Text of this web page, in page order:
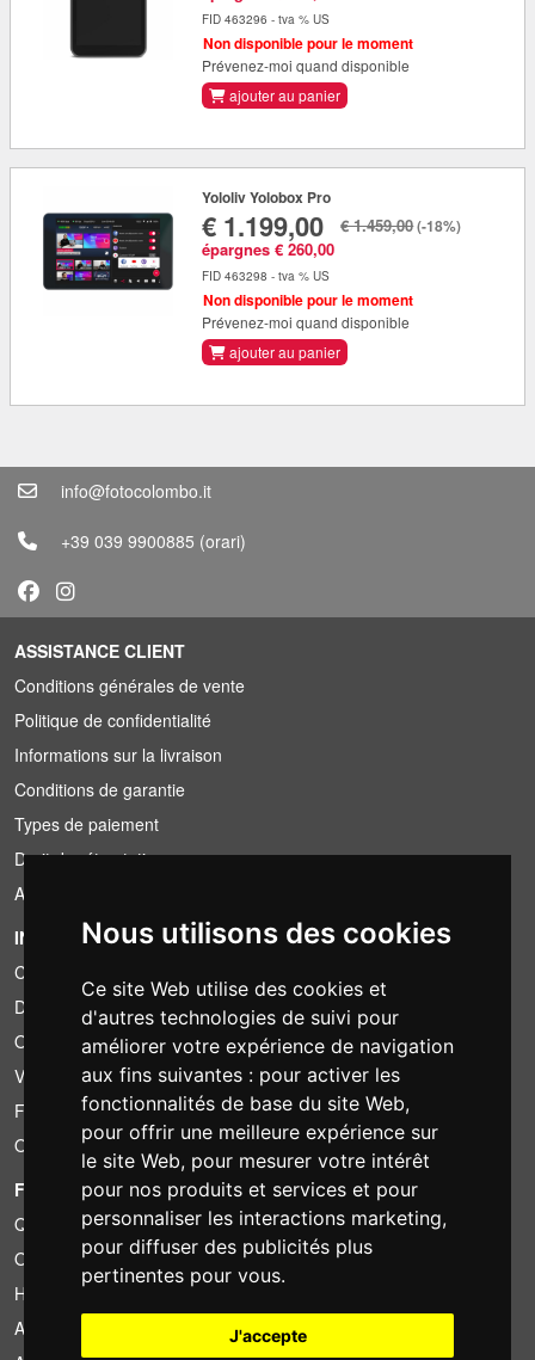
Nous utilisons des cookies
Ce site Web utilise des cookies et
d'autres technologies de suivi pour
améliorer votre expérience de navigation
aux fins suivantes : pour activer les
fonctionnalités de base du site Web,
pour offrir une meilleure expérience sur
le site Web, pour mesurer votre intérêt
pour nos produits et services et pour
personnaliser les interactions marketing,
pour diffuser des publicités plus
pertinentes pour vous.
J'accepte
FID 463296 - tva % US
Non disponible pour le moment
Prévenez-moi quand disponible
ajouter au panier
Yololiv Yolobox Pro
€ 1.199,00
épargnes € 260,00
€ 1.459,00(-18%)
FID 463298 - tva % US
Non disponible pour le moment
Prévenez-moi quand disponible
ajouter au panier
info@fotocolombo.it
+39 039 9900885 (orari)
ASSISTANCE CLIENT
Conditions générales de vente
Politique de confidentialité
Informations sur la livraison
Conditions de garantie
Types de paiement
Droit de rétractation
Application de la TVA
INFORMATION
Conditions de location
Devis
Offre groupée
Vous avez trouvé moins cher?
Financement
Occasion
FOTOCOLOMBO.IT
Qui sommes-nous
Où nous trouver
Horaires d'ouverture
Avis sur Trovaprezzi